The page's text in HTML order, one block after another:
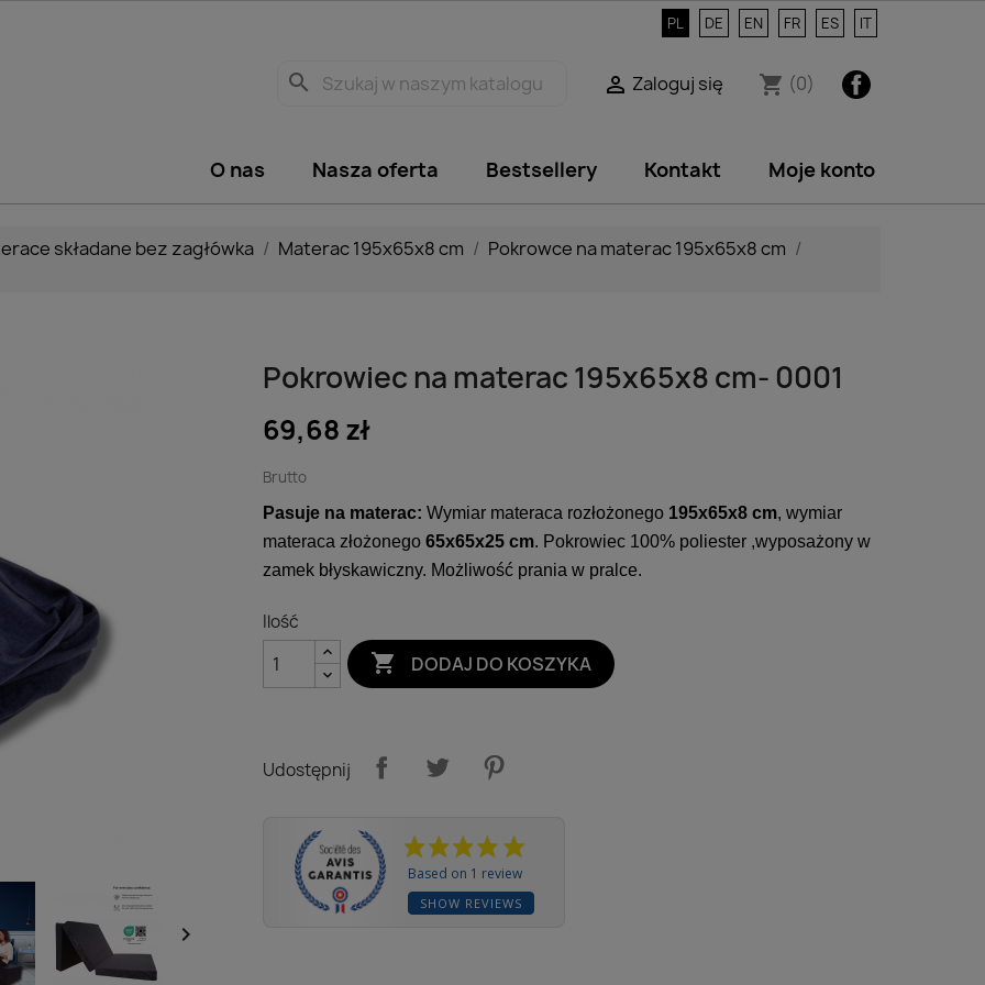
PL DE EN FR ES IT
Facebook
shopping_cart (0)
 Zaloguj się
search
O nas Nasza oferta Bestsellery Kontakt Moje konto
składane bez zagłówka Materac 195x65x8 cm Pokrowce na materac 195x65x8 cm

Pokrowiec na materac 195x65x8 cm- 0001
69,68 zł
Brutto
Pasuje na materac: Wymiar materaca rozłożonego 195x65x8 cm, wymiar
materaca złożonego 65x65x25 cm. Pokrowiec 100% poliester ,wyposażony w
zamek błyskawiczny. Możliwość prania w pralce.
Ilość
 DODAJ DO KOSZYKA
Udostępnij
Based on 1 review
SHOW REVIEWS